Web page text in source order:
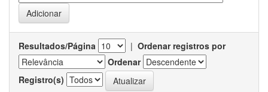
Resultados/Página | Ordenar registros por
Ordenar
Registro(s)